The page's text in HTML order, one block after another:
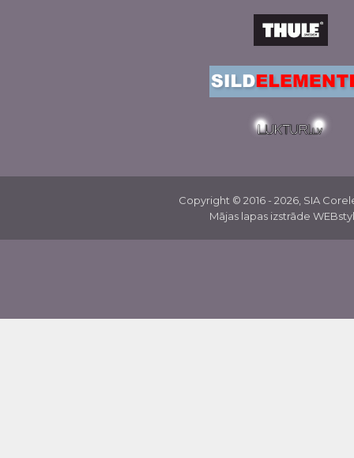
Copyright © 2016 - 2026, SIA
Mājas lapas izstrāde